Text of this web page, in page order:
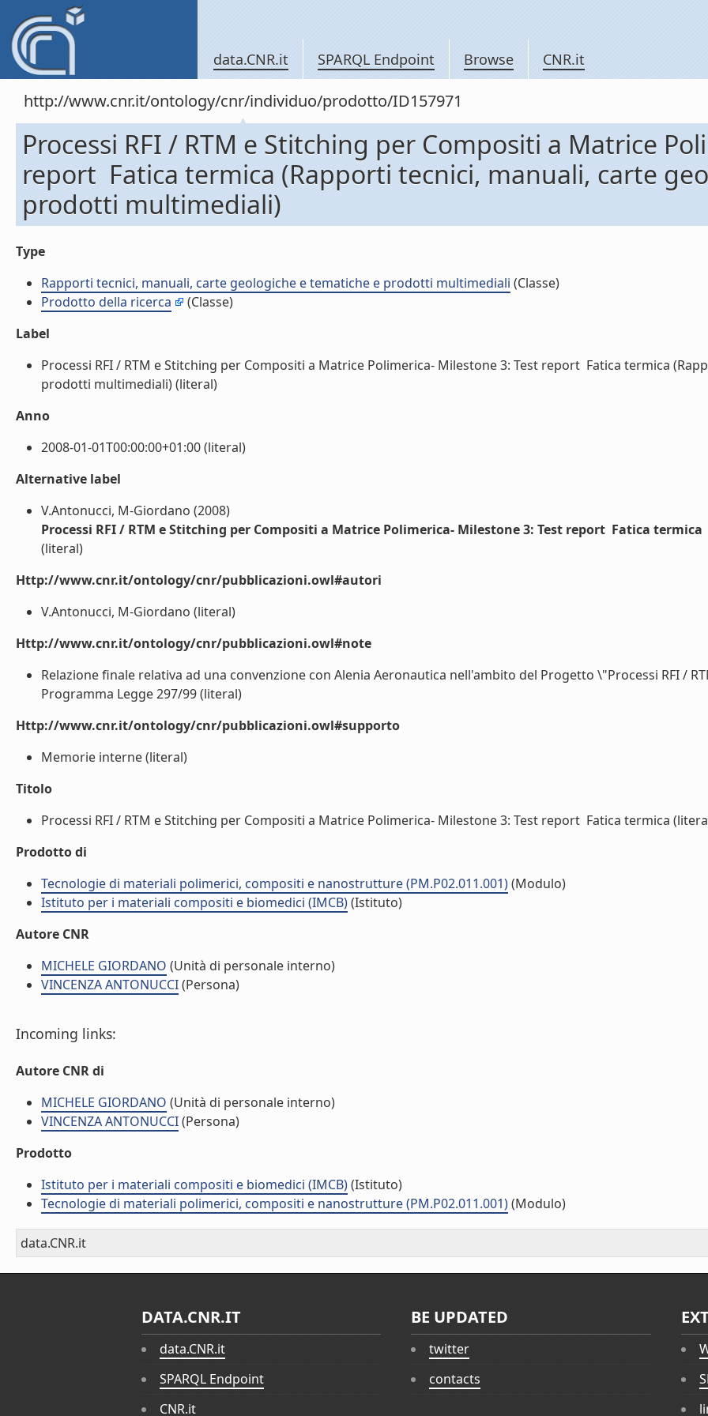
data.CNR.it SPARQL Endpoint Browse CNR.it
http://www.cnr.it/ontology/cnr/individuo/prodotto/ID157971
Processi RFI / RTM e Stitching per Compositi a Matrice
report  Fatica termica (Rapporti tecnici, manuali, carte
prodotti multimediali)
Type
Rapporti tecnici, manuali, carte geologiche e tematiche e prodotti multimediali (Classe)
Prodotto della ricerca
(Classe)
Label
Processi RFI / RTM e Stitching per Compositi a Matrice Polimerica- Milestone 3: Test report  Fatica termica
prodotti multimediali) (literal)
Anno
2008-01-01T00:00:00+01:00 (literal)
Alternative label
V.Antonucci, M-Giordano (2008)
Processi RFI / RTM e Stitching per Compositi a Matrice Polimerica- Milestone 3: Test report  Fatica termica
(literal)
Http://www.cnr.it/ontology/cnr/pubblicazioni.owl#autori
V.Antonucci, M-Giordano (literal)
Http://www.cnr.it/ontology/cnr/pubblicazioni.owl#note
Relazione finale relativa ad una convenzione con Alenia Aeronautica nell'ambito del Progetto \"Processi RFI /
Programma Legge 297/99 (literal)
Http://www.cnr.it/ontology/cnr/pubblicazioni.owl#supporto
Memorie interne (literal)
Titolo
Processi RFI / RTM e Stitching per Compositi a Matrice Polimerica- Milestone 3: Test report  Fatica termica
Prodotto di
Tecnologie di materiali polimerici, compositi e nanostrutture (PM.P02.011.001)(Modulo)
Istituto per i materiali compositi e biomedici (IMCB)(Istituto)
Autore CNR
MICHELE GIORDANO (Unità di personale interno)
VINCENZA ANTONUCCI(Persona)
Incoming links:
Autore CNR di
MICHELE GIORDANO (Unità di personale interno)
VINCENZA ANTONUCCI(Persona)
Prodotto
Istituto per i materiali compositi e biomedici (IMCB)(Istituto)
Tecnologie di materiali polimerici, compositi e nanostrutture (PM.P02.011.001)(Modulo)
data.CNR.it
DATA.CNR.IT
data.CNR.it
SPARQL Endpoint
CNR.it
BE UPDATED
twitter
contacts